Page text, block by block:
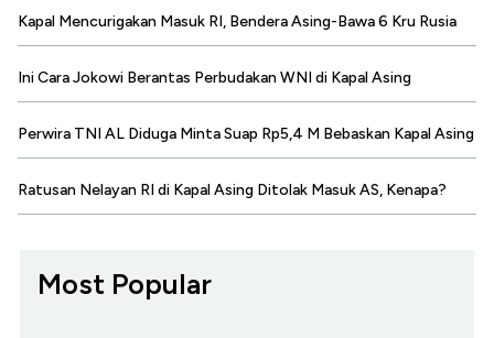
Kapal Mencurigakan Masuk RI, Bendera Asing-Bawa 6 Kru Rusia
Ini Cara Jokowi Berantas Perbudakan WNI di Kapal Asing
Perwira TNI AL Diduga Minta Suap Rp5,4 M Bebaskan Kapal Asing
Ratusan Nelayan RI di Kapal Asing Ditolak Masuk AS, Kenapa?
Most Popular